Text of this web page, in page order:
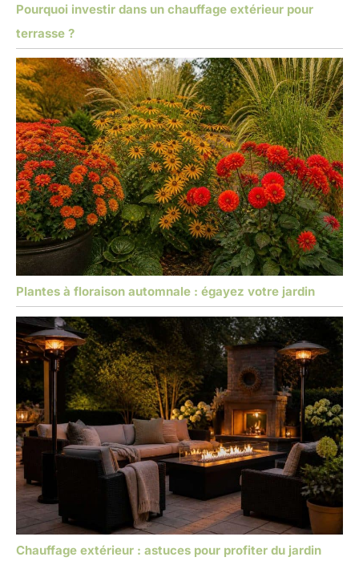
Pourquoi investir dans un chauffage extérieur pour
terrasse ?
Plantes à floraison automnale : égayez votre jardin
Chauffage extérieur : astuces pour profiter du jardin